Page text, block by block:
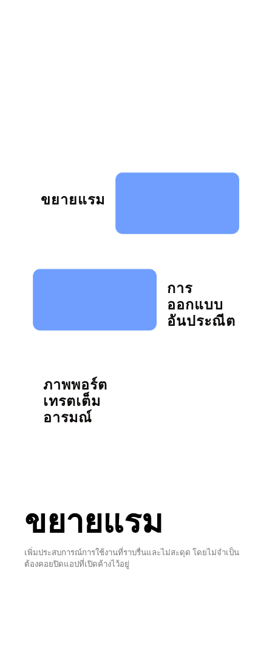
ขยายแรม
การ
ออกแบบ
อันประณีต
ภาพพอร์ต
เทรตเต็ม
อารมณ์
ขยายแรม
เพิ่มประสบการณ์การใช้งานที่ราบรื่นและไม่สะดุด โดยไม่จำเป็น
ต้องคอยปิดแอปที่เปิดค้างไว้อยู่